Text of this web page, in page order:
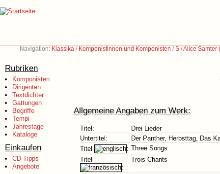
Navigation: Klassika / Komponistinnen und Komponisten /S /Alice Samter
Rubriken
Komponisten
Dirigenten
Textdichter
Gattungen
Begriffe
Tempi
Jahrestage
Kataloge
Einkaufen
CD-Tipps
Angebote
Allgemeine Angaben zum Werk:
Titel:
Drei Lieder
Untertitel:
Der Panther, Herbsttag, Das
Titel
: Three Songs
Titel
:
Trois Chants